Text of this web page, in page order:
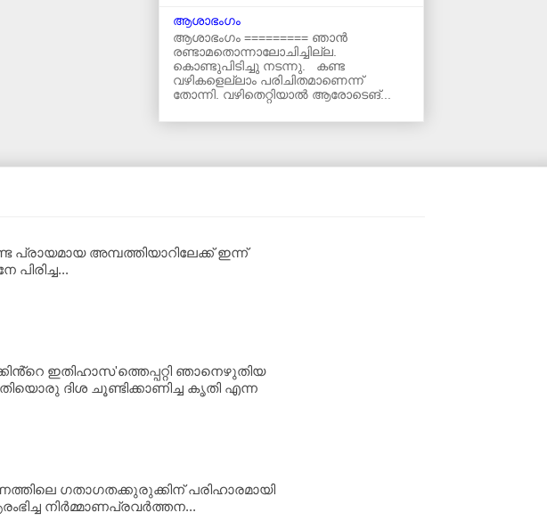
ആശാഭംഗം
ആശാഭംഗം ========= ഞാൻ
രണ്ടാമതൊന്നാലോചിച്ചില്ല.
കൊണ്ടുപിടിച്ചു നടന്നു. കണ്ട
വഴികളെല്ലാം പരിചിതമാണെന്ന്
തോന്നി. വഴിതെറ്റിയാൽ ആരോടെങ്...
പ്രായമായ അമ്പത്തിയാറിലേക്ക് ഇന്ന്
ഇതിഹാസ'ത്തെപ്പറ്റി ഞാനെഴുതിയ
ദിശ ചൂണ്ടിക്കാണിച്ച കൃതി എന്ന
ഗതാഗതക്കുരുക്കിന് പരിഹാരമായി
നിര്‍മ്മാണപ്രവര്‍ത്തന...